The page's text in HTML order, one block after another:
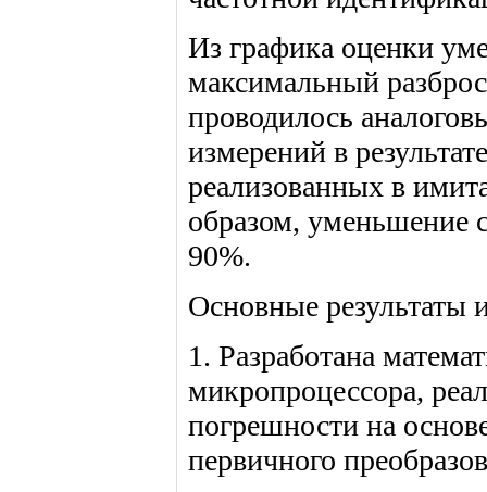
Из графика оценки
максимальный
проводилось
измерений в
реализованных в
образом, уменьшение
90%.
Основные результаты
1. Разработана
микропроцессора,
погрешности на
первичного